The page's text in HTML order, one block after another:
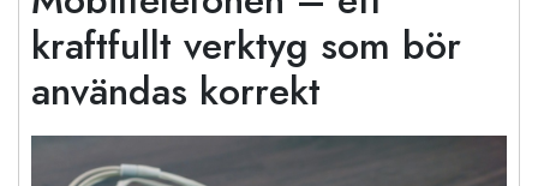
kraftfullt verktyg som bör
användas korrekt